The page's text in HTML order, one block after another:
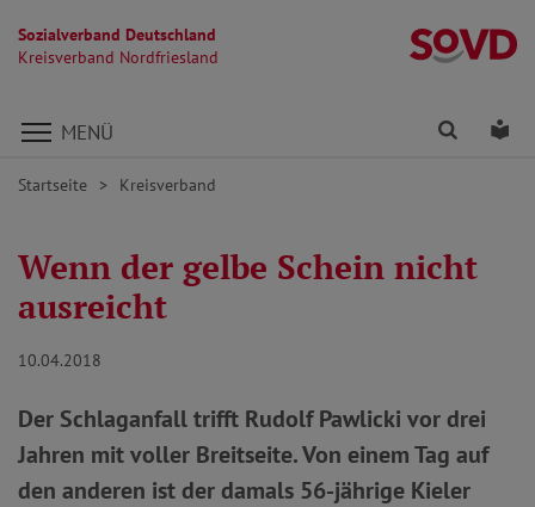
Sozialverband Deutschland
Kreisverband Nordfriesland
Direkt zu den Inhalten springen
MENÜ Finden
Startseite Kreisverband
Wenn der gelbe Schein nicht
ausreicht
10.04.2018
Der Schlaganfall trifft Rudolf Pawlicki vor drei
Jahren mit voller Breitseite. Von einem Tag auf
den anderen ist der damals 56-jährige Kieler